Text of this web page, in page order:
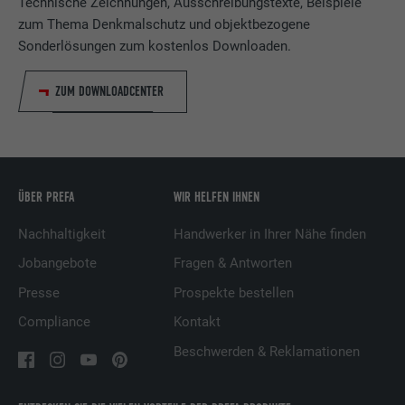
zum Thema Denkmalschutz und objektbezogene
Sonderlösungen zum kostenlos Downloaden.
ZUM DOWNLOADCENTER
ÜBER PREFA
Nachhaltigkeit
Jobangebote
Presse
Compliance
WIR HELFEN IHNEN
Handwerker in Ihrer Nähe finden
Fragen & Antworten
Prospekte bestellen
Kontakt
Beschwerden & Reklamationen
Anbieter LinkedIn
Name
Anbieter
Zweck
Wird verwendet, um sicherzustellen, dass
das SameSite-Attribut für alle Cookies in